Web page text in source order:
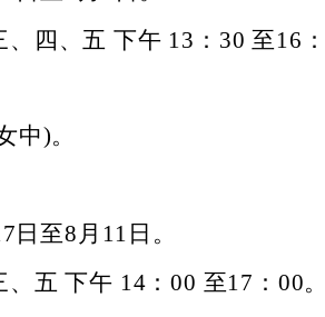
四、五 下午 13：30 至16：
中)。
至8月11日。
五 下午 14：00 至17：00。